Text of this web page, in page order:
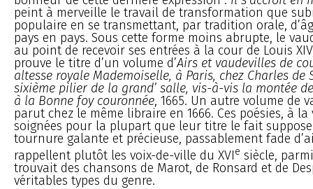
peint à merveille le travail de transformation que
populaire en se transmettant, par tradition orale,
pays en pays. Sous cette forme moins abrupte, le
au point de recevoir ses entrées à la cour de Louis
prouve le titre d’un volume d’Airs et vaudevilles de
altesse royale Mademoiselle, à Paris, chez Charles de
sixième pilier de la grand’ salle, vis-à-vis la montée
à la Bonne foy couronnée, 1665. Un autre volume de
parut chez le même libraire en 1666. Ces poésies, à
soignées pour la plupart que leur titre le fait
tournure galante et précieuse, passablement fade
rappellent plutôt les voix-de-ville du XVIe siècle,
trouvait des chansons de Marot, de Ronsard et de
véritables types du genre.